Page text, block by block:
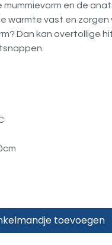
en de
warmte vast en zorgen
Dan kan overtollige
toevoegen